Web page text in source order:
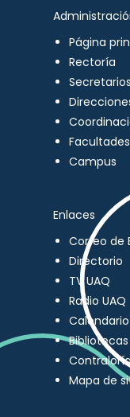
Página
Rectoría
Secretarios
Facultades
Campus
Enlaces
Correo de
Directorio
TV UAQ
Radio UAQ
Bibliotecas
Mapa de